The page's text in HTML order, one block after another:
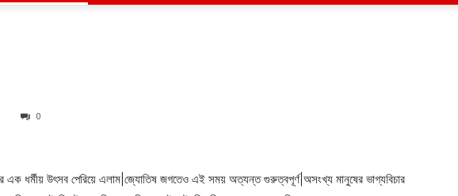
0
এক ধর্মীয় উৎসব পেরিয়ে এলাম|জ্যোতিষ জগতেও এই সময় অত্যন্ত গুরুত্বপূর্ণ|অসংখ্য মানুষের ভাগ্যবিচার